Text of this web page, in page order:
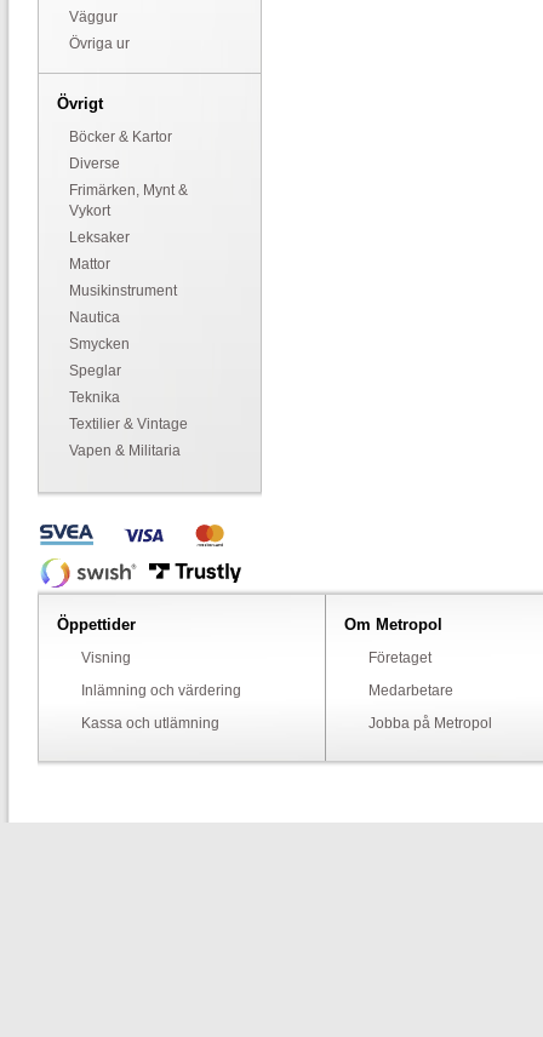
Väggur
Övriga ur
Övrigt
Böcker & Kartor
Diverse
Frimärken, Mynt &
Vykort
Leksaker
Mattor
Musikinstrument
Nautica
Smycken
Speglar
Teknika
Textilier & Vintage
Vapen & Militaria
Öppettider
Visning
Inlämning och värdering
Kassa och utlämning
Om Metropol
Företaget
Medarbetare
Jobba på Metropol